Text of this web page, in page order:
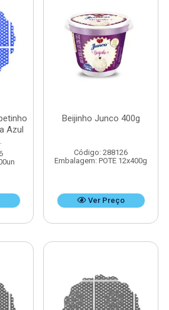
Azul
Beijinho Junco 400g
Código: 288126
Embalagem: POTE 12x400g
Ver Preço